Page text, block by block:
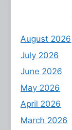
August 2026
July 2026
June 2026
May 2026
April 2026
March 2026